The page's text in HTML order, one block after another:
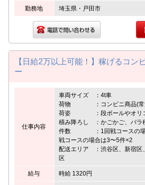
勤務地 埼玉県・戸田市
【日給2万以上可能！】稼げるコン
ー
仕事内容
車両サイズ ：4t車
荷物 ：コンビニ商品(常
荷姿 ：段ボールやオリ
積み降ろし ：かごかご、バラ
件数 ：1回戦コースの場
戦コースの場合は3〜5件×2
配送エリア ：渋谷区、新宿区
区
給与 時給 1320円